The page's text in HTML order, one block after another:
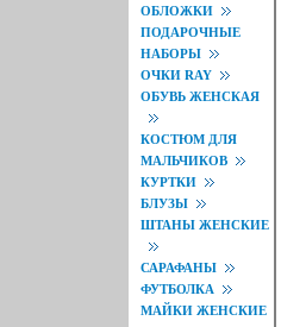
ОБЛОЖКИ
ПОДАРОЧНЫЕ
НАБОРЫ
ОЧКИ RAY
ОБУВЬ ЖЕНСКАЯ
КОСТЮМ ДЛЯ
МАЛЬЧИКОВ
КУРТКИ
БЛУЗЫ
ШТАНЫ ЖЕНСКИЕ
САРАФАНЫ
ФУТБОЛКА
МАЙКИ ЖЕНСКИЕ